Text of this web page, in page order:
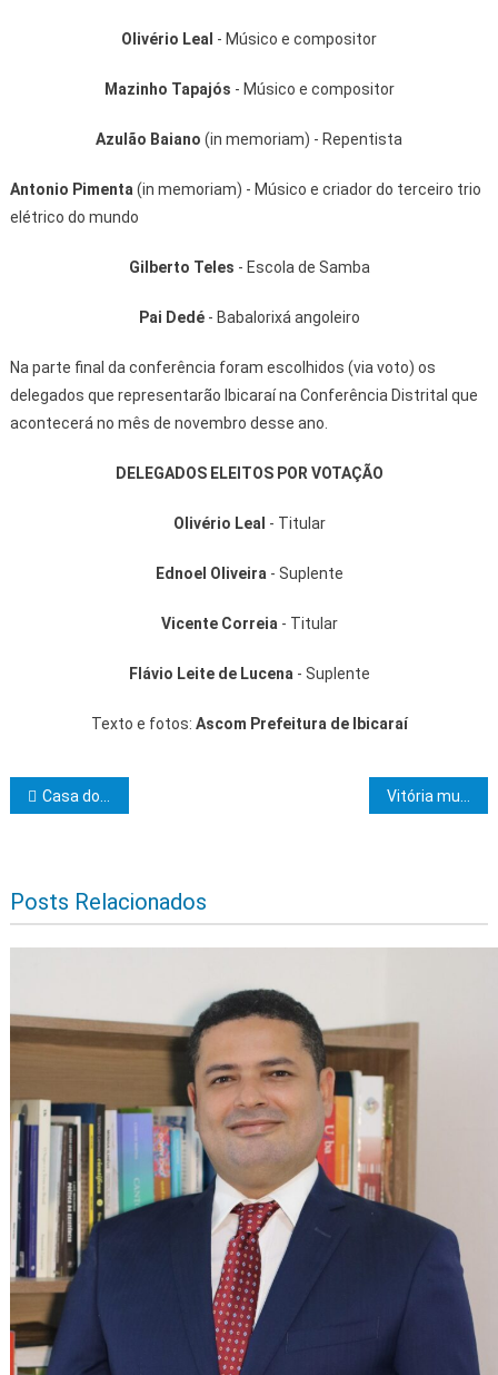
Olivério Leal - Músico e compositor
Mazinho Tapajós - Músico e compositor
Azulão Baiano (in memoriam) - Repentista
Antonio Pimenta(in memoriam) - Músico e criador do terceiro trio
elétrico do mundo
Gilberto Teles - Escola de Samba
Pai Dedé- Babalorixá angoleiro
Na parte final da conferência foram escolhidos (via voto) os
delegados que representarão Ibicaraí na Conferência Distrital que
acontecerá no mês de novembro desse ano.
DELEGADOS ELEITOS POR VOTAÇÃO
Olivério Leal - Titular
Ednoel Oliveira- Suplente
Vicente Correia- Titular
Flávio Leite de Lucena- Suplente
Texto e fotos: Ascom Prefeitura de Ibicaraí
Navegação de Post
Casa do Governo inicia programação diversificada na Flica 2023 Vitória municipalista: Senado aprova projeto que desonera folha dos municípios e de 17 setores da economia
Posts Relacionados